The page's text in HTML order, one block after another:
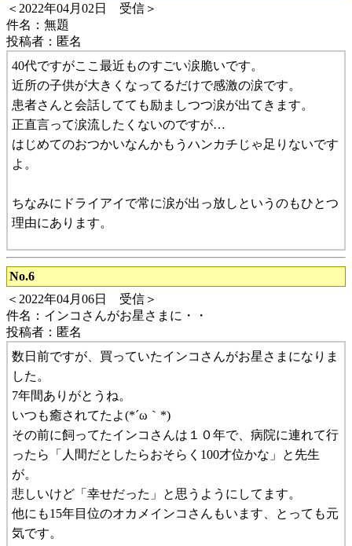
＜2022年04月02日 受信＞
件名：無題
投稿者：匿名
40代ですがここ最近ものすごい涙脆いです。
近所の子供が大きくなってるだけで感激の涙です。
患者さんと会話してても励ましつつ涙が出てきます。
正直言って涙流したくないのですが…
はじめてのおつかいなんかもうハンカチじゃ足りないです
よ。
ちなみにドライアイで常に涙が出っ放しというのもひとつ
理由にあります。
No.6
＜2022年04月06日 受信＞
件名：インコさんがお星さまに・・
投稿者：匿名
数日前ですが、買っていたインコさんがお星さまになりま
した。
7年間ありがとうね。
いつも癒されてたよ(*´ω｀*)
その前に飼ってたインコさんは１０年で、病院に連れて行
ったら「人間だとしたらおそらく100才位かな」と先生
が。
悲しいけど「幸せだった」と思うようにしてます。
他にも15年目位のオカメインコさんもいます、とっても元
気です。